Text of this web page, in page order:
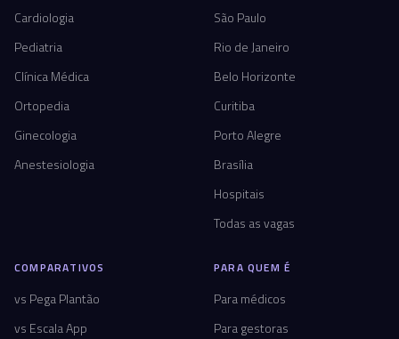
Cardiologia
Pediatria
Clínica Médica
Ortopedia
Ginecologia
Anestesiologia
São Paulo
Rio de Janeiro
Belo Horizonte
Curitiba
Porto Alegre
Brasília
Hospitais
Todas as vagas
COMPARATIVOS
vs Pega Plantão
vs Escala App
PARA QUEM É
Para médicos
Para gestoras